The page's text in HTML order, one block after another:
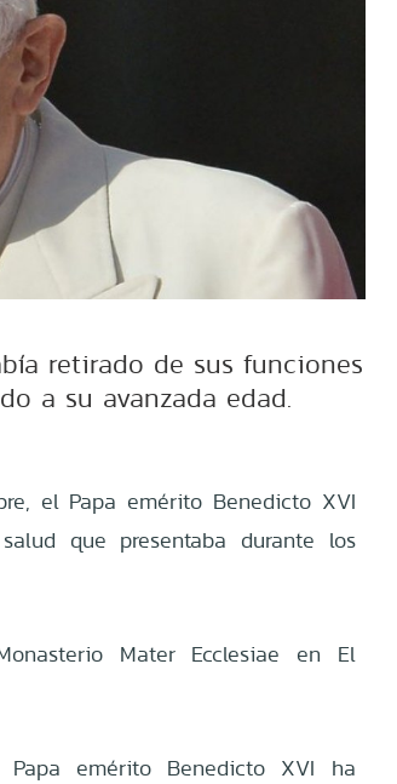
retirado de sus funciones
a su avanzada edad.
el Papa emérito Benedicto XVI
que presentaba durante los
Mater Ecclesiae en El
emérito Benedicto XVI ha